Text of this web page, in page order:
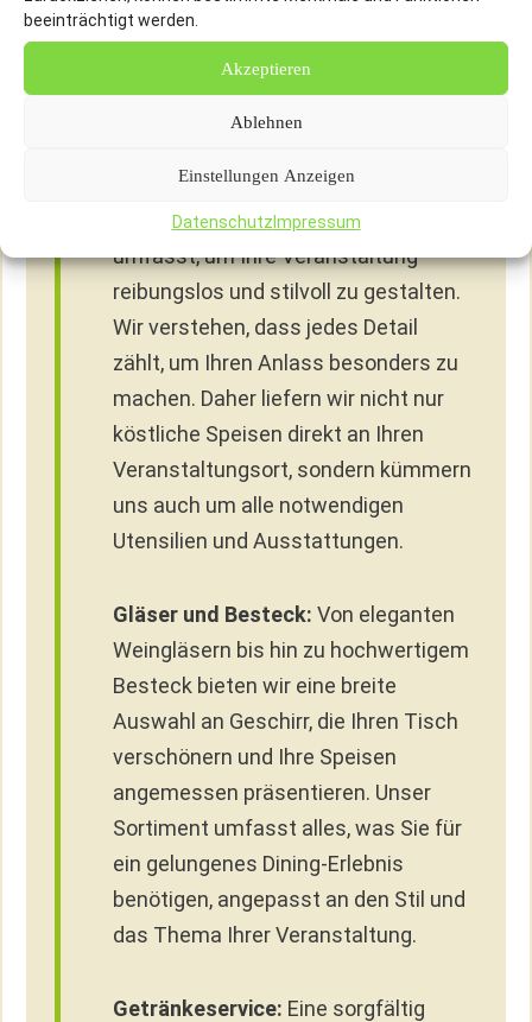
beeinträchtigt werden.
Akzeptieren
Ablehnen
Einstellungen Anzeigen
Datenschutz Impressum
Neben unseren exquisiten Catering
Laatzen Optionen bieten wir bei Vitalo
umfassenden Partyservice, der auch
die Bereitstellung von Equipment
umfasst, um Ihre Veranstaltung
reibungslos und stilvoll zu gestalten.
Wir verstehen, dass jedes Detail
zählt, um Ihren Anlass besonders zu
machen. Daher liefern wir nicht nur
köstliche Speisen direkt an Ihren
Veranstaltungsort, sondern kümmern
uns auch um alle notwendigen
Utensilien und Ausstattungen.
Gläser und Besteck: Von eleganten
Weingläsern bis hin zu hochwertigem
Besteck bieten wir eine breite
Auswahl an Geschirr, die Ihren Tisch
verschönern und Ihre Speisen
angemessen präsentieren. Unser
Sortiment umfasst alles, was Sie für
ein gelungenes Dining-Erlebnis
benötigen, angepasst an den Stil und
das Thema Ihrer Veranstaltung.
Getränkeservice: Eine sorgfältig